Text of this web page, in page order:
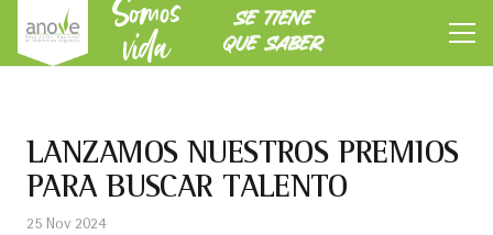
Somos
vida
SE TIENE
QUE SABER
LANZAMOS NUESTROS PREMIOS
PARA BUSCAR TALENTO
25 Nov 2024